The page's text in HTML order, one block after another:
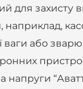
для захисту
наприклад,
ваги або
напруги